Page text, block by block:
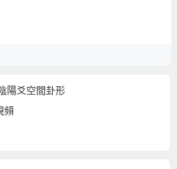
陽爻空間卦形
頻